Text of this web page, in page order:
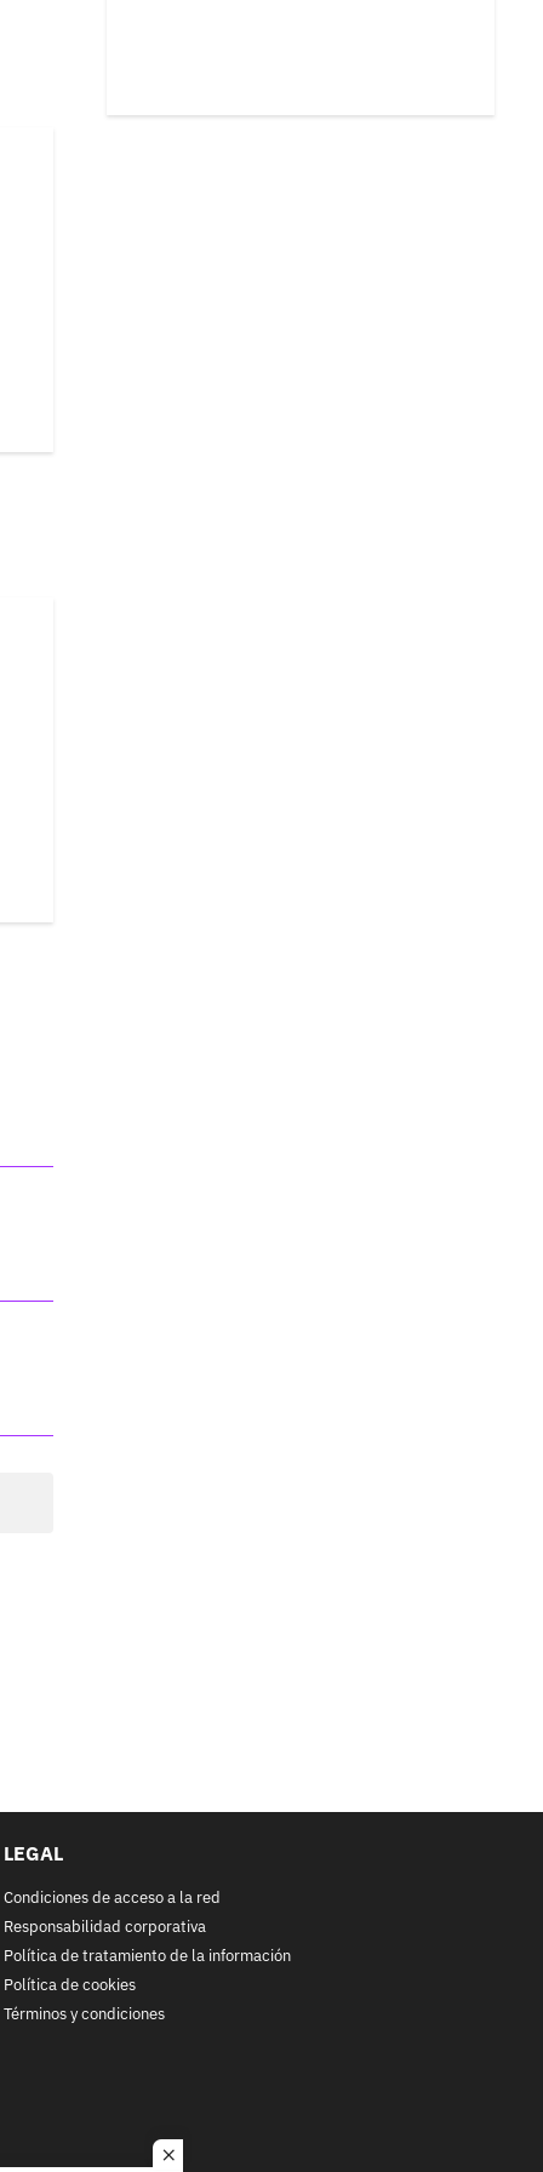
close
LEGAL
Condiciones de acceso a la red
Responsabilidad corporativa
Política de tratamiento de la información
Política de cookies
Términos y condiciones